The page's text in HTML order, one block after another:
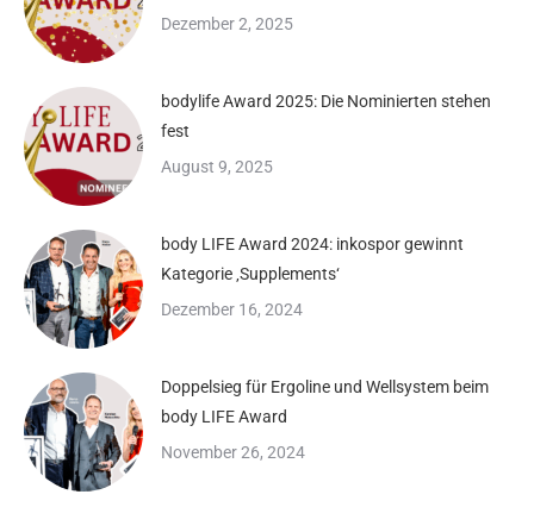
Dezember 2, 2025
bodylife Award 2025: Die Nominierten stehen
fest
August 9, 2025
body LIFE Award 2024: inkospor gewinnt
Kategorie ‚Supplements‘
Dezember 16, 2024
Doppelsieg für Ergoline und Wellsystem beim
body LIFE Award
November 26, 2024